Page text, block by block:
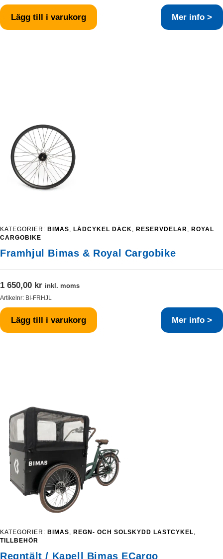
Lägg till i varukorg Mer info >
KATEGORIER: BIMAS LÅDCYKEL DÄCK RESERVDELAR
ROYAL
CARGOBIKE
Framhjul Bimas & Royal Cargobike
1 650,00 kr inkl. moms
Artikelnr: BI-FRHJL
Lägg till i varukorg Mer info >
KATEGORIER: BIMAS REGN- OCH SOLSKYDD LASTCYKEL
TILLBEHÖR
Regntält / Kapell Bimas ECargo